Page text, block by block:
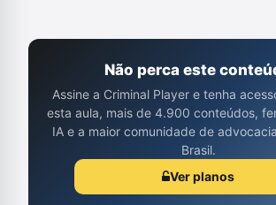
Não perca este
Assine a Criminal Player e tenha
esta aula, mais de 4.900 conteúdos,
IA e a maior comunidade de
Brasil.
Ver planos